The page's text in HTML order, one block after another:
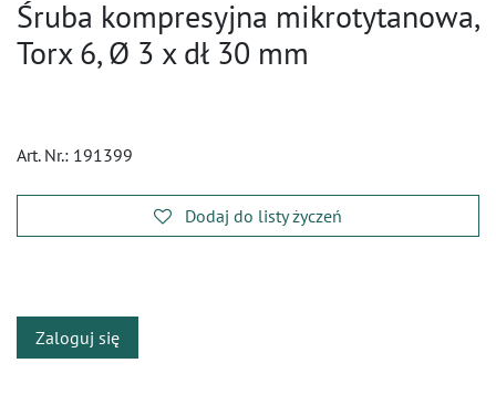
Śruba kompresyjna mikrotytanowa,
Torx 6, Ø 3 x dł 30 mm
Art. Nr.: 191399
Dodaj do listy życzeń
Zaloguj się